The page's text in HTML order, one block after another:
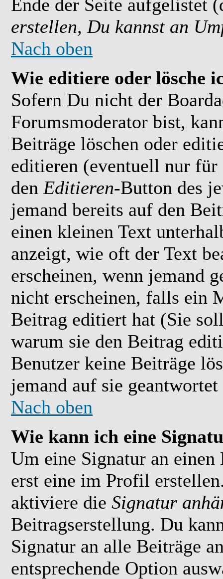
Ende der Seite aufgelistet
erstellen, Du kannst an
Nach oben
Wie editiere oder lösche
Sofern Du nicht der
Forumsmoderator bist,
Beiträge löschen oder
editieren (eventuell nur
den Editieren-Button des
jemand bereits auf den
einen kleinen Text
anzeigt, wie oft der Text
erscheinen, wenn jemand
nicht erscheinen, falls ein
Beitrag editiert hat (Sie
warum sie den Beitrag
Benutzer keine Beiträge
jemand auf sie geantwortet
Nach oben
Wie kann ich eine
Um eine Signatur an einen
erst eine im Profil
aktiviere die Signatur
Beitragserstellung. Du
Signatur an alle Beiträge
entsprechende Option